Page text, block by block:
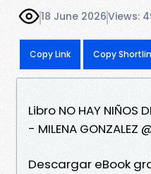
18 June 2026Views:
Copy Link Copy
Libro NO HAY NIÑOS
- MILENA GONZALEZ
Descargar eBook